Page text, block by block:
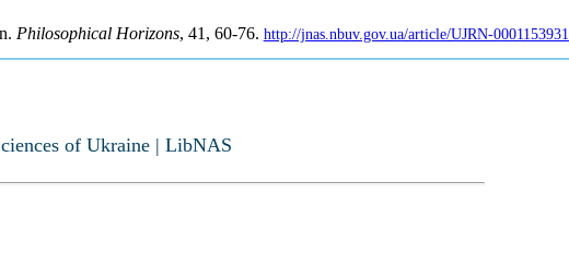
Philosophical Horizons, 41, 60-76. http://jnas.nbuv.gov.ua/article/UJRN-0001153931
of Ukraine | LibNAS